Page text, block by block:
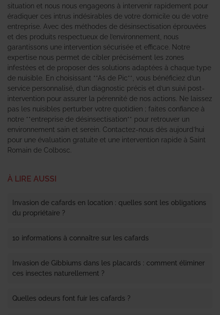
situation et nous nous engageons à intervenir rapidement pour
éradiquer ces intrus indésirables de votre domicile ou de votre
entreprise. Avec des méthodes de désinsectisation éprouvées
et des produits respectueux de l’environnement, nous
garantissons une intervention sécurisée et efficace. Notre
expertise nous permet de cibler précisément les zones
infestées et de proposer des solutions adaptées à chaque type
de nuisible. En choisissant **As de Pic**, vous bénéficiez d’un
service personnalisé, d’un diagnostic précis et d’un suivi post-
intervention pour assurer la pérennité de nos actions. Ne laissez
pas les nuisibles perturber votre quotidien ; faites confiance à
notre **entreprise de désinsectisation** pour retrouver un
environnement sain et serein. Contactez-nous dès aujourd’hui
pour une évaluation gratuite et une intervention rapide à Saint
Romain de Colbosc.
À LIRE AUSSI
Invasion de cafards en location : quelles sont les obligations
du propriétaire ?
10 informations à connaître sur les cafards
Invasion de Gibbiums dans les placards : comment éliminer
ces insectes naturellement ?
Quelles odeurs font fuir les cafards ?